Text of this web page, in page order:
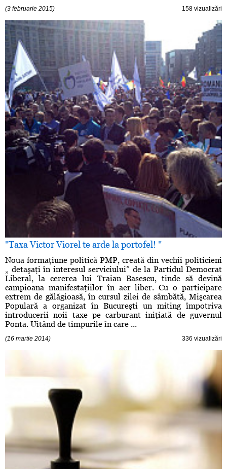
(3 februarie 2015) 158 vizualizări
"Taxa Victor Viorel te arde la portofel! "
Noua formaţiune politică PMP, creată din vechii politicieni
„ detaşaţi în interesul serviciului” de la Partidul Democrat
Liberal, la cererea lui Traian Basescu, tinde să devină
campioana manifestaţiilor în aer liber. Cu o participare
extrem de gălăgioasă, în cursul zilei de sâmbătă, Mişcarea
Populară a organizat în Bucureşti un miting împotriva
introducerii noii taxe pe carburant iniţiată de guvernul
Ponta. Uitând de timpurile în care ...
(16 martie 2014) 336 vizualizări